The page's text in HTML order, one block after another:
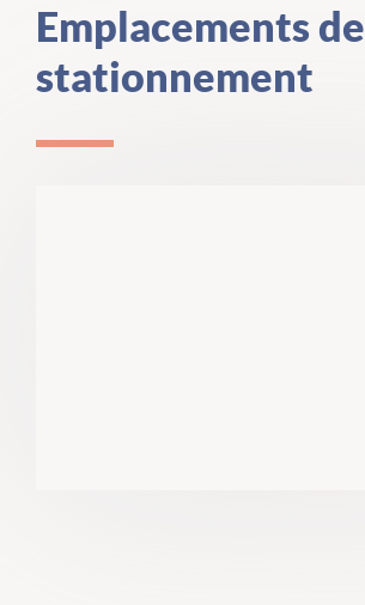
Emplacements de
stationnement